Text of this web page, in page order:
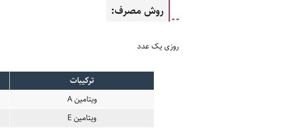
روش مصرف:
روزی یک عدد
ترکیبات
ویتامین A
ویتامین E